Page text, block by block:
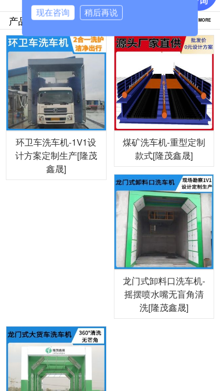
产品推荐 MORE
环卫车洗车机-1V1设
计方案定制生产[隆茂
鑫晟]
煤矿洗车机-重型定制
款式[隆茂鑫晟]
龙门式卸料口洗车机-
摇摆喷水嘴无盲角清
洗[隆茂鑫晟]
现在咨询 稍后再说